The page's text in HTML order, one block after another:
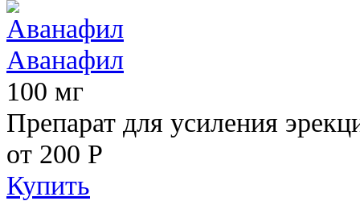
Аванафил
100 мг
Препарат для усиления
от 200 Р
Купить